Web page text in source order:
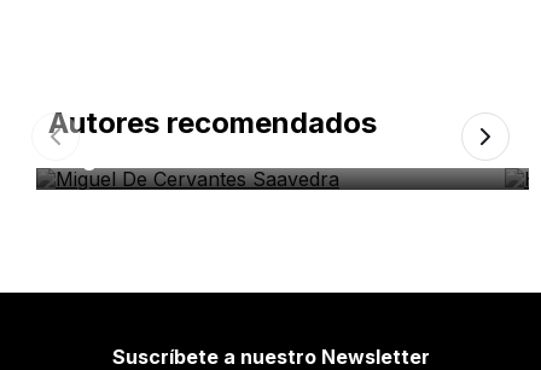
Autores recomendados
Suscríbete a nuestro Newsletter